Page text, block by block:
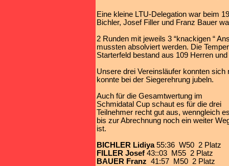
Eine kleine LTU-Delegation war beim
Bichler, Josef Filler und Franz Bauer
2 Runden mit jeweils 3 “knackigen “
mussten absolviert werden. Die
Starterfeld bestand aus 109 Herren
Unsere drei Vereinsläufer konnten
konnte bei der Siegerehrung jubeln.
Auch für die Gesamtwertung im
Schmidatal Cup schaut es für die drei
Teilnehmer recht gut aus, wenngleich
bis zur Abrechnung noch ein weiter
ist.
BICHLER Lidiya55:36 W50 2 Platz
FILLER Josef 43::03 M55 2 Platz
BAUER Franz 41:57 M50 2 Platz